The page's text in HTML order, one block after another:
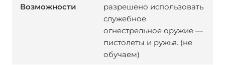
разрешено использовать
служебное
огнестрельное оружие —
пистолеты и ружья. (не
обучаем)